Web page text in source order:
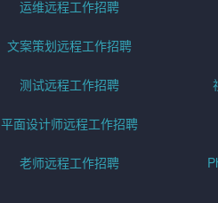
运维远程工作招聘
文案策划远程工作招聘
测试远程工作招聘
平面设计师远程工作招聘
老师远程工作招聘